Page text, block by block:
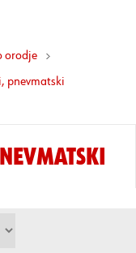
orodje
pnevmatski